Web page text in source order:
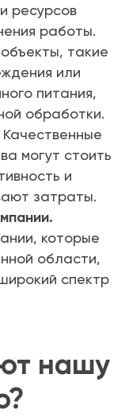
ресурсов
работы.
такие
или
питания,
обработки.
Качественные
могут стоить
и
затраты.
которые
области,
спектр
нашу